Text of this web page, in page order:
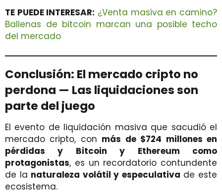
TE PUEDE INTERESAR: ¿Venta masiva en camino?
Ballenas de bitcoin marcan una posible techo
del mercado
Conclusión: El mercado cripto no
perdona — Las liquidaciones son
parte del juego
El evento de liquidación masiva que sacudió el
mercado cripto, con más de $724 millones en
pérdidas y Bitcoin y Ethereum como
protagonistas, es un recordatorio contundente
de la naturaleza volátil y especulativa de este
ecosistema.